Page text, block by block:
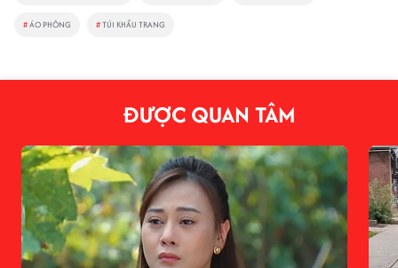
#ÁO PHÔNG #TÚI KHẨU TRANG
ĐƯỢC QUAN TÂM